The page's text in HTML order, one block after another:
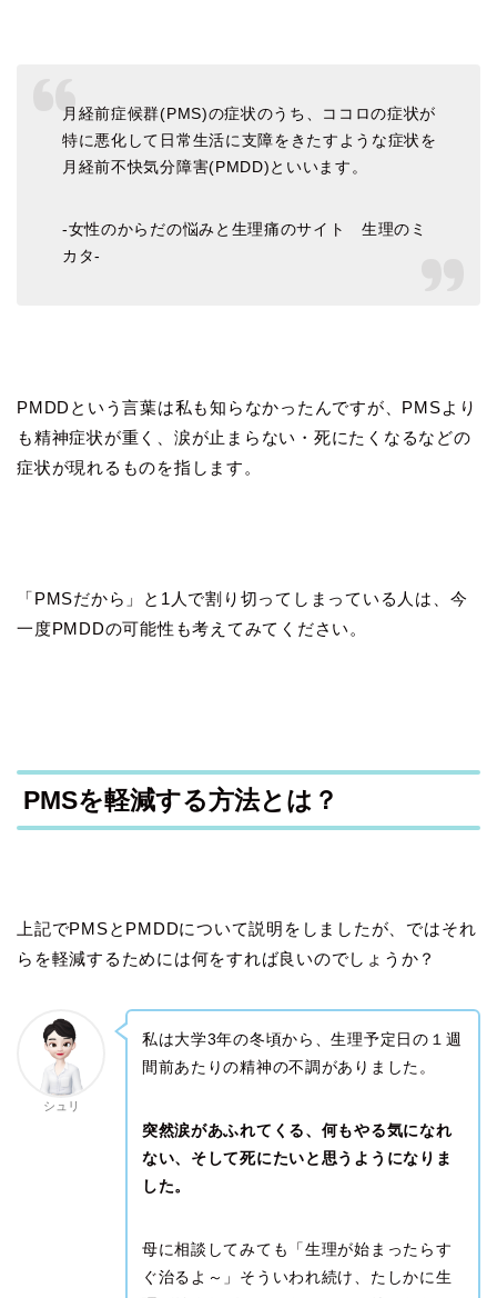
月経前症候群(PMS)の症状のうち、ココロの症状が
特に悪化して日常生活に支障をきたすような症状を
月経前不快気分障害(PMDD)といいます。
-女性のからだの悩みと生理痛のサイト 生理のミ
カタ-
PMDDという言葉は私も知らなかったんですが、PMSより
も精神症状が重く、涙が止まらない・死にたくなるなどの
症状が現れるものを指します。
「PMSだから」と1人で割り切ってしまっている人は、今
一度PMDDの可能性も考えてみてください。
PMSを軽減する方法とは？
上記でPMSとPMDDについて説明をしましたが、ではそれ
らを軽減するためには何をすれば良いのでしょうか？
シュリ
私は大学3年の冬頃から、生理予定日の１週
間前あたりの精神の不調がありました。
突然涙があふれてくる、何もやる気になれ
ない、そして死にたいと思うようになりま
した。
母に相談してみても「生理が始まったらす
ぐ治るよ～」そういわれ続け、たしかに生